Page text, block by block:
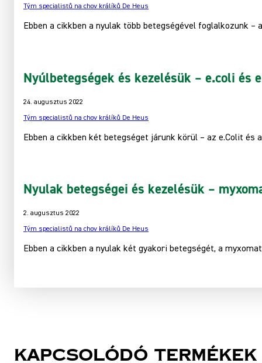
Tým specialistů na chov králíků De Heus
Ebben a cikkben a nyulak több betegségével foglalkozunk
Nyúlbetegségek és kezelésük – e.coli és
24. augusztus 2022
Tým specialistů na chov králíků De Heus
Ebben a cikkben két betegséget járunk körül – az e.Colit és
Nyulak betegségei és kezelésük –
2. augusztus 2022
Tým specialistů na chov králíků De Heus
Ebben a cikkben a nyulak két gyakori betegségét, a
Kapcsolódó termékek